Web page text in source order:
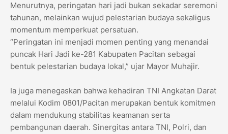
Menurutnya, peringatan hari jadi bukan sekadar seremoni
tahunan, melainkan wujud pelestarian budaya sekaligus
momentum memperkuat persatuan.
“Peringatan ini menjadi momen penting yang menandai
puncak Hari Jadi ke-281 Kabupaten Pacitan sebagai
bentuk pelestarian budaya lokal,” ujar Mayor Muhajir.
Ia juga menegaskan bahwa kehadiran TNI Angkatan Darat
melalui Kodim 0801/Pacitan merupakan bentuk komitmen
dalam mendukung stabilitas keamanan serta
pembangunan daerah. Sinergitas antara TNI, Polri, dan